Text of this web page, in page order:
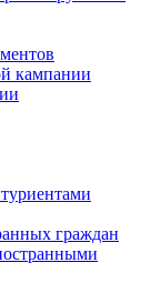
кампании
граждан